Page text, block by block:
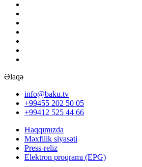
Əlaqə
info@baku.tv
+99455 202 50 05
+99412 525 44 66
Haqqımızda
Məxfilik siyasəti
Press-reliz
Elektron proqramı (EPG)